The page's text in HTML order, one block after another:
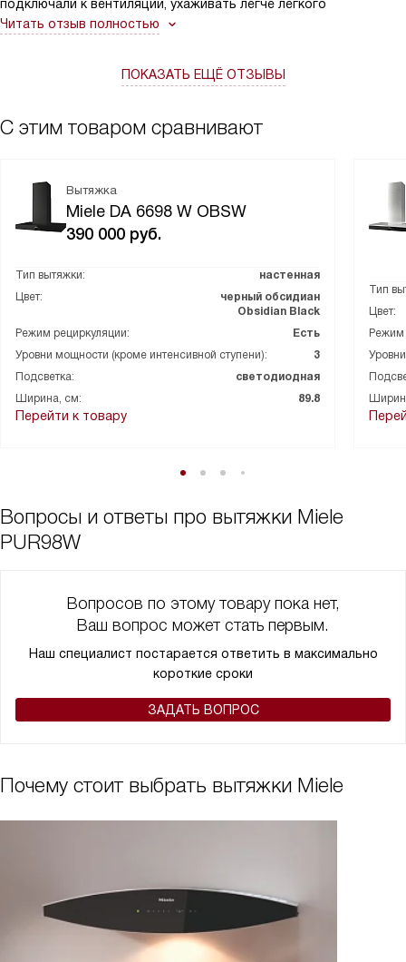
подключали к вентиляции, ухаживать легче легкого
Читать отзыв полностью
ПОКАЗАТЬ ЕЩЁ ОТЗЫВЫ
С этим товаром сравнивают
Вытяжка
Miele DA 6698 W OBSW
390 000 руб.
Тип вытяжки:
настенная
Цвет:
черный обсидиан
Obsidian Black
Режим рециркуляции:
Есть
Уровни мощности (кроме интенсивной ступени):
3
Подсветка:
светодиодная
Ширина, см:
89.8
Перейти к товару
Тип
Цвет:
Режим
Вопросы и ответы про вытяжки Miele
PUR98W
Вопросов по этому товару пока нет,
Ваш вопрос может стать первым.
Наш специалист постарается ответить в максимально
короткие сроки
ЗАДАТЬ ВОПРОС
Почему стоит выбрать вытяжки Miele